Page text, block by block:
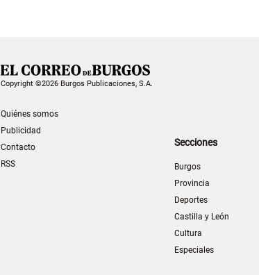
Copyright ©2026 Burgos Publicaciones, S.A.
Quiénes somos
Publicidad
Contacto
RSS
Secciones
Burgos
Provincia
Deportes
Castilla y León
Cultura
Especiales